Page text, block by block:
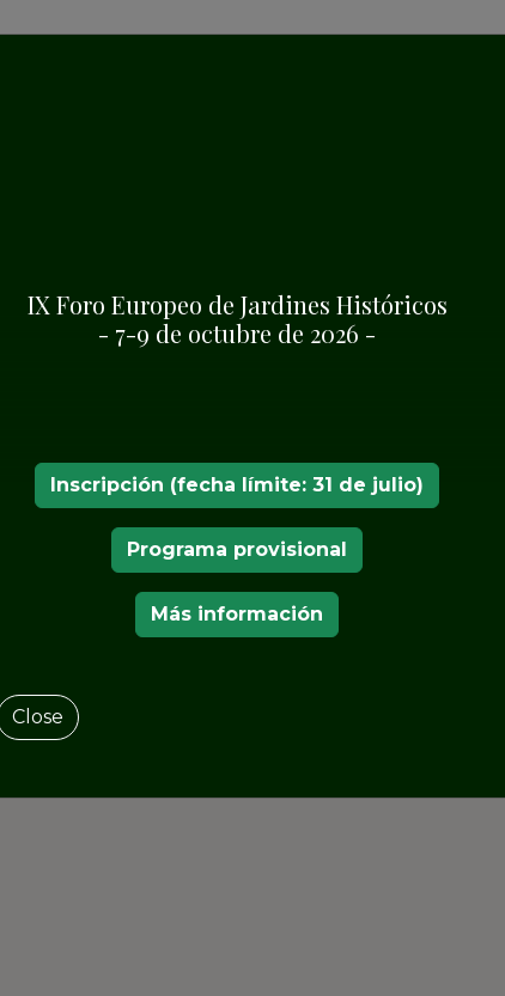
de Jardines
la XXIX
arte de
histórica
culturales resilientes – métodos,
noviembre, Universidad Tecnológica de
IX Foro Europeo de Jardines Históricos
- 7-9 de octubre de 2026 -
Inscripción (fecha límite: 31 de julio)
Programa provisional
Más información
Close